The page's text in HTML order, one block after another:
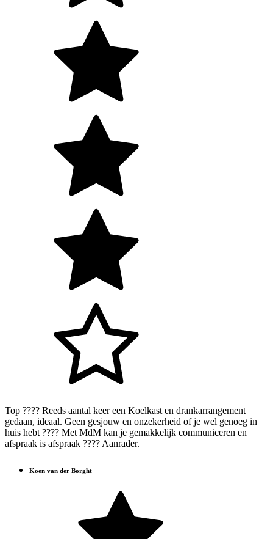
Top ???? Reeds aantal keer een Koelkast en drankarrangement
gedaan, ideaal. Geen gesjouw en onzekerheid of je wel genoeg in
huis hebt ???? Met MdM kan je gemakkelijk communiceren en
afspraak is afspraak ???? Aanrader.
Koen van der Borght